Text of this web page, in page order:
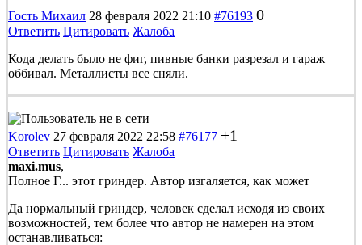
Гость Михаил 28 февраля 2022 21:10 #76193 0
Ответить Цитировать Жалоба
Кода делать было не фиг, пивные банки разрезал и гараж
оббивал. Металлисты все сняли.
Korolev 27 февраля 2022 22:58 #76177 +1
Ответить Цитировать Жалоба
maxi.mus,
Полное Г... этот гриндер. Автор изгаляется, как может
Да нормальный гриндер, человек сделал исходя из своих
возможностей, тем более что автор не намерен на этом
останавливаться: